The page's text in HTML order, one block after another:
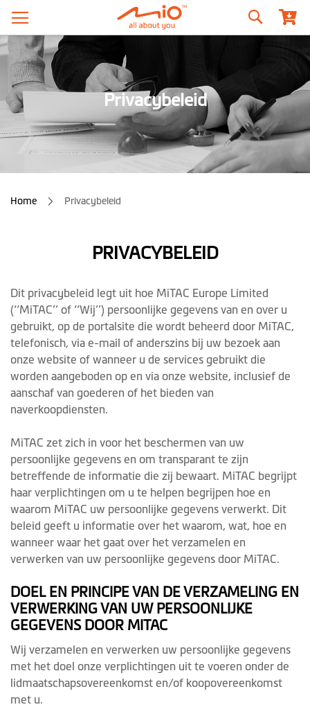
Zoeken
Privacybeleid
Home Privacybeleid
PRIVACYBELEID
Dit privacybeleid legt uit hoe MiTAC Europe Limited
(‘‘MiTAC’’ of ‘‘Wij’’) persoonlijke gegevens van en over u
gebruikt, op de portalsite die wordt beheerd door MiTAC,
telefonisch, via e-mail of anderszins bij uw bezoek aan
onze website of wanneer u de services gebruikt die
worden aangeboden op en via onze website, inclusief de
aanschaf van goederen of het bieden van
naverkoopdiensten.
MiTAC zet zich in voor het beschermen van uw
persoonlijke gegevens en om transparant te zijn
betreffende de informatie die zij bewaart. MiTAC begrijpt
haar verplichtingen om u te helpen begrijpen hoe en
waarom MiTAC uw persoonlijke gegevens verwerkt. Dit
beleid geeft u informatie over het waarom, wat, hoe en
wanneer waar het gaat over het verzamelen en
verwerken van uw persoonlijke gegevens door MiTAC.
DOEL EN PRINCIPE VAN DE VERZAMELING EN
VERWERKING VAN UW PERSOONLIJKE
GEGEVENS DOOR MITAC
Wij verzamelen en verwerken uw persoonlijke gegevens
met het doel onze verplichtingen uit te voeren onder de
lidmaatschapsovereenkomst en/of koopovereenkomst
met u.